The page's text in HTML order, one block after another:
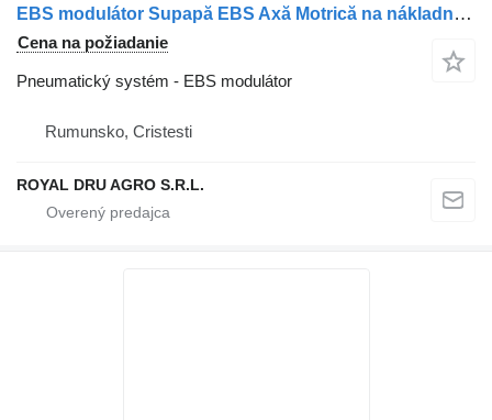
EBS modulátor Supapă EBS Axă Motrică na nákladného auta Scania – Coduri 1891378, 1881418, 1857013, 1773677, 1773680, 1802596, 1879280, 1442936, 1879281, 1497202, 1754940, 1754941
Cena na požiadanie
Pneumatický systém - EBS modulátor
Rumunsko, Cristesti
ROYAL DRU AGRO S.R.L.